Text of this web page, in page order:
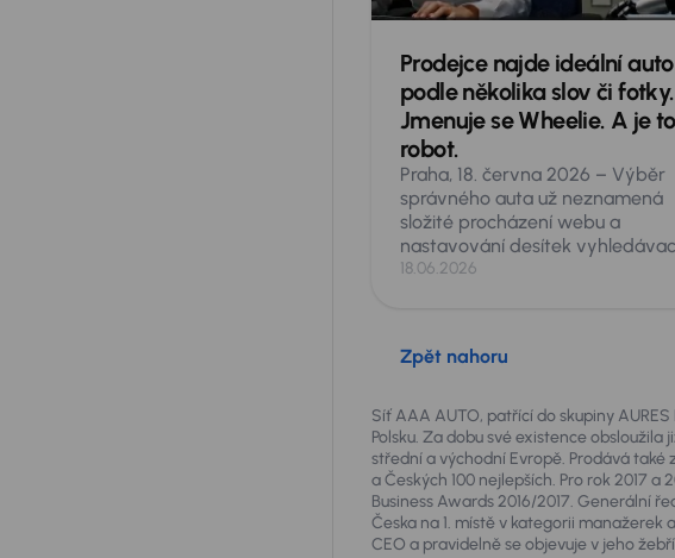
Prodejce najde ideální auto
podle několika slov či fotky.
Jmenuje se Wheelie. A je to
robot.
Praha, 18. června 2026 – Výběr
správného auta už neznamená
složité procházení webu a
nastavování desítek
filtrů. AURES Holdings,
jménem Wheelie, řízeného
specifikující požadavky, nebo
jen fotografie z mobilu či
internetu. Wheelie pochopí vaše
požadavky stejně jako zkušený
prodejce a z aktuální nabídky
během několika sekund doporučí
18.06.2026
Zpět nahoru
Síť AAA AUTO, patřící do skupiny
Polsku. Za dobu své existence
střední a východní Evropě. Prodává také
a Českých 100 nejlepších. Pro rok 2017
Business Awards 2016/2017. Generální
Česka na 1. místě v kategorii manažerek
CEO a pravidelně se objevuje v jeho